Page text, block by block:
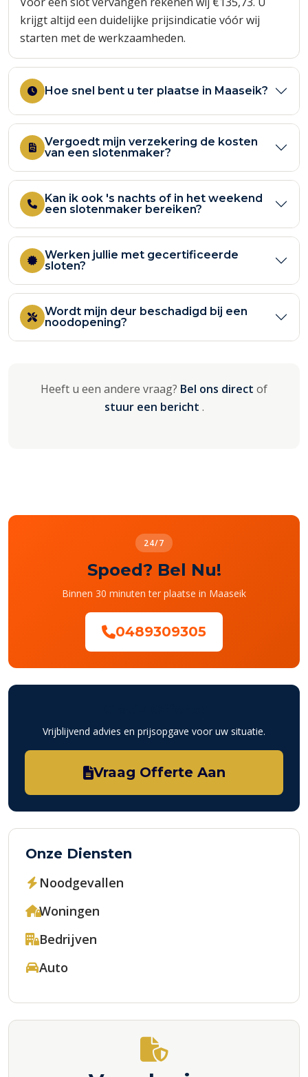
krijgt altijd een duidelijke prijsindicatie vóór wij
starten met de werkzaamheden.
Hoe snel bent u ter plaatse in Maaseik?
Vergoedt mijn verzekering de kosten
van een slotenmaker?
Kan ik ook 's nachts of in het weekend
een slotenmaker bereiken?
Werken jullie met gecertificeerde
sloten?
Wordt mijn deur beschadigd bij een
noodopening?
Heeft u een andere vraag? Bel ons direct of
stuur een bericht .
24/7
Spoed? Bel Nu!
Binnen 30 minuten ter plaatse in Maaseik
0489309305
Vrijblijvend advies en prijsopgave voor uw situatie.
Vraag Offerte Aan
Onze Diensten
Noodgevallen
Woningen
Bedrijven
Auto